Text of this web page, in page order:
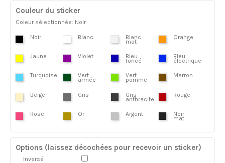
Couleur du sticker
Coleur sélectionnée: Noir
Noir Blanc Blanc
mat
Orange
Jaune Violet Bleu
foncé
Bleu
électrique
Turquoise Vert
armée
Vert
pomme
Marron
Beige Gris Gris
anthracite
Rouge
Rose Or Argent Noir
mat
Options (laissez décochées pour recevoir un sticker)
Inversé